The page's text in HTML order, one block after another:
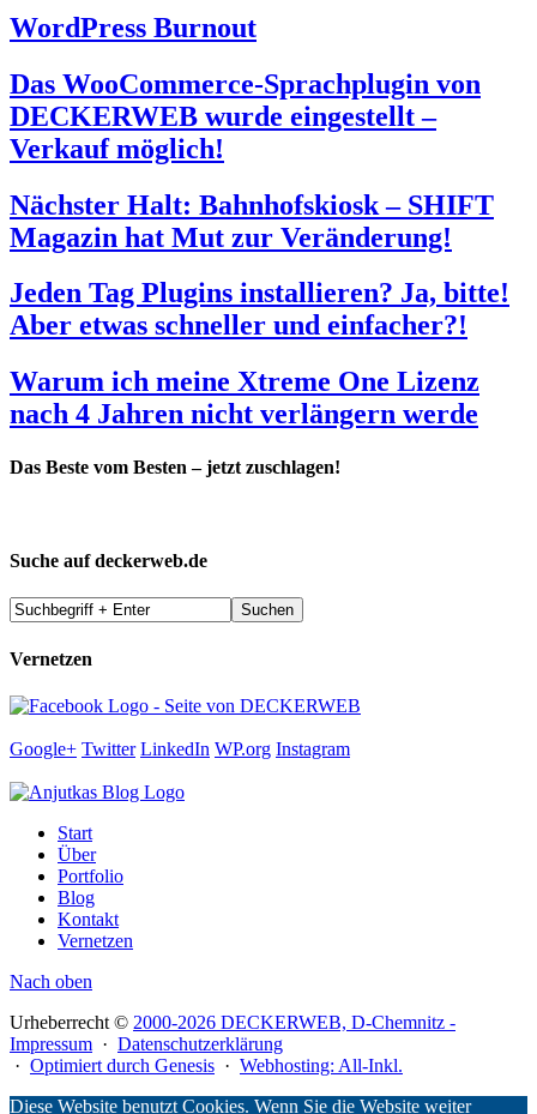
WordPress Burnout
Das WooCommerce-Sprachplugin von
DECKERWEB wurde eingestellt –
Verkauf möglich!
Nächster Halt: Bahnhofskiosk – SHIFT
Magazin hat Mut zur Veränderung!
Jeden Tag Plugins installieren? Ja, bitte!
Aber etwas schneller und einfacher?!
Warum ich meine Xtreme One Lizenz
nach 4 Jahren nicht verlängern werde
Das Beste vom Besten – jetzt zuschlagen!
Suche auf deckerweb.de
Vernetzen
Google+ Twitter LinkedIn WP.org Instagram
Start
Über
Portfolio
Blog
Kontakt
Vernetzen
Nach oben
Urheberrecht © 2000-2026 DECKERWEB, D-Chemnitz -
Impressum · Datenschutzerklärung
· Optimiert durch Genesis · Webhosting: All-Inkl.
Diese Website benutzt Cookies. Wenn Sie die Website weiter